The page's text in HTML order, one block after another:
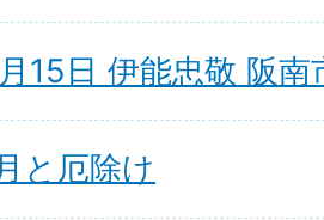
15日 伊能忠敬 阪南
と厄除け